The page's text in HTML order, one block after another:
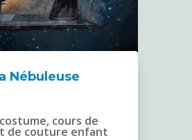
Nébuleuse
cours de
de couture enfant